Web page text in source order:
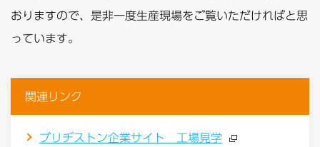
おりますので、是非一度生産現場をご覧いただければと思
っています。
関連リンク
ブリヂストン企業サイト 工場見学